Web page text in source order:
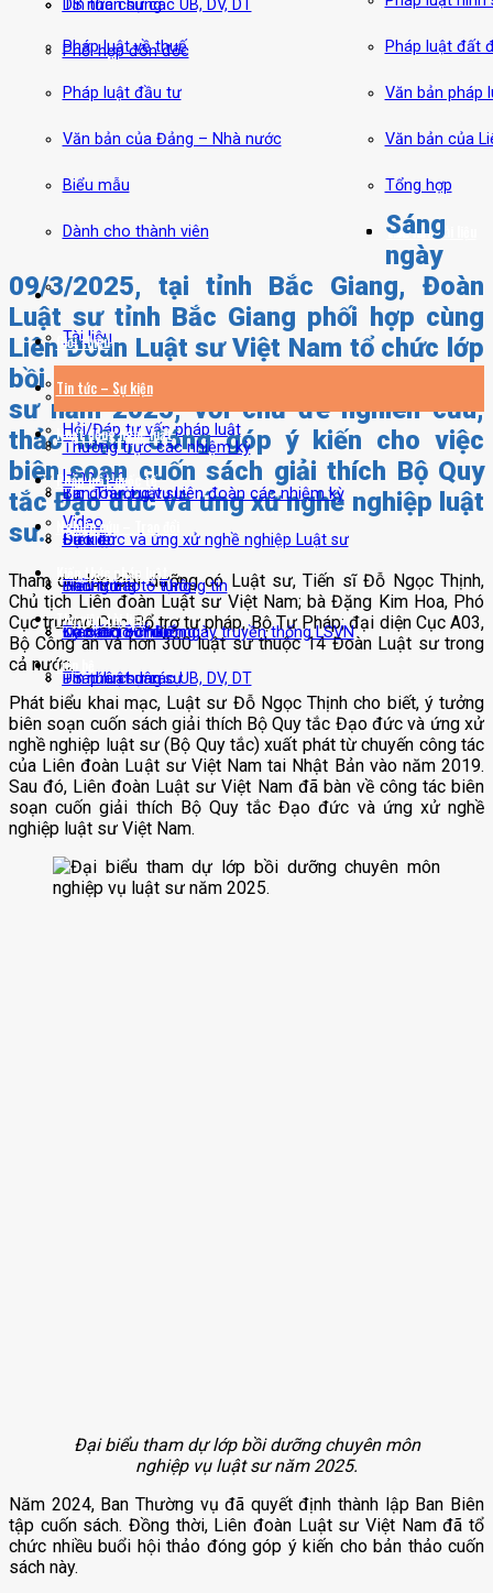
DS nhân sự các UB, DV, DT
Tin tức chung
Phối hợp đôn đốc
Pháp luật về thuế Pháp luật đất
Pháp luật đầu tư Văn bản pháp
Văn bản của Đảng – Nhà nước Văn bản của
Biểu mẫu Tổng hợp
Dành cho thành viên Thư viện tài liệu
Tài liệu
Sổ tay luật sư
Hỏi/Đáp tư vấn pháp luật
Hình ảnh
Video
Liên hệ
Giới thiệu
Thường trực các nhiệm kỳ
Ban Thường vụ Liên đoàn các nhiệm kỳ
Điều lệ
Biểu trưng
Cơ cấu tổ chức
DS nhân sự các UB, DV, DT
Tin tức – Sự kiện
Tin đoàn Luật sư
Sự kiện
Thông báo – Thông tin
Đào tạo bồi dưỡng
Tin tức chung
Phối hợp đôn đốc
Hoạt động nghề luật
Đạo đức và ứng xử nghề nghiệp Luật sư
Hành trình tố tụng
Kỷ niệm 80 năm ngày truyền thống LSVN
Pháp luật quốc tế
Nghiên cứu – Trao đổi
Trao đổi – Ý kiến
Kiến thức pháp luật
Pháp luật dân sự
Pháp luật hình sự
Pháp luật về thuế
Pháp luật đất đai
Pháp luật đầu tư
Thư viện tài liệu
Tài liệu
Sổ tay luật sư
Hỏi/Đáp tư vấn pháp luật
Hình ảnh
Liên hệ
Sáng
ngày
09/3/2025, tại tỉnh Bắc Giang, Đoàn
Luật sư tỉnh Bắc Giang phối hợp cùng
Liên Đoàn Luật sư Việt Nam tổ chức lớp
bồi dưỡng chuyên môn nghiệp vụ luật
sư năm 2025, với chủ đề nghiên cứu,
thảo luận, đóng góp ý kiến cho việc
biên soạn cuốn sách giải thích Bộ Quy
tắc Đạo đức và ứng xử nghề nghiệp luật
sư.
Tham dự lớp bồi dưỡng có Luật sư, Tiến sĩ Đỗ Ngọc Thịnh,
Chủ tịch Liên đoàn Luật sư Việt Nam; bà Đặng Kim Hoa, Phó
Cục trưởng Cục Bổ trợ tư pháp, Bộ Tư Pháp; đại diện Cục A03,
Bộ Công an và hơn 300 luật sư thuộc 14 Đoàn Luật sư trong
cả nước.
Phát biểu khai mạc, Luật sư Đỗ Ngọc Thịnh cho biết, ý tưởng
biên soạn cuốn sách giải thích Bộ Quy tắc Đạo đức và ứng xử
nghề nghiệp luật sư (Bộ Quy tắc) xuất phát từ chuyến công tác
của Liên đoàn Luật sư Việt Nam tai Nhật Bản vào năm 2019.
Sau đó, Liên đoàn Luật sư Việt Nam đã bàn về công tác biên
soạn cuốn giải thích Bộ Quy tắc Đạo đức và ứng xử nghề
nghiệp luật sư Việt Nam.
Đại biểu tham dự lớp bồi dưỡng chuyên môn
nghiệp vụ luật sư năm 2025.
Năm 2024, Ban Thường vụ đã quyết định thành lập Ban Biên
tập cuốn sách. Đồng thời, Liên đoàn Luật sư Việt Nam đã tổ
chức nhiều buổi hội thảo đóng góp ý kiến cho bản thảo cuốn
sách này.